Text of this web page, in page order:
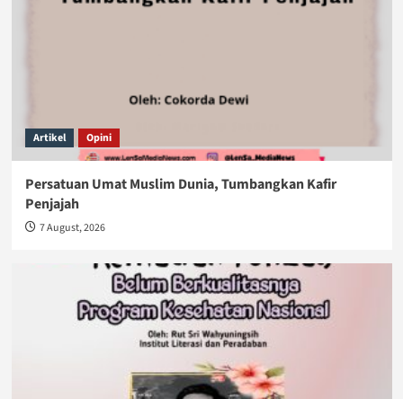
Artikel Opini
Persatuan Umat Muslim Dunia, Tumbangkan Kafir
Penjajah
7 August, 2026